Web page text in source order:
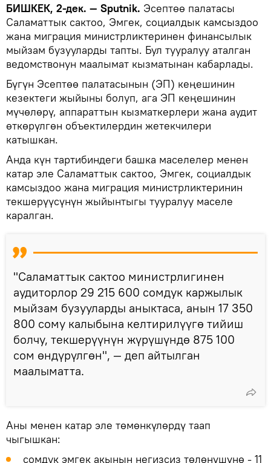
БИШКЕК, 2-дек. — Sputnik. Эсептөө палатасы
Саламаттык сактоо, Эмгек, социалдык камсыздоо
жана миграция министрликтеринен финансылык
мыйзам бузууларды тапты. Бул тууралуу аталган
ведомствонун маалымат кызматынан кабарлады.
Бүгүн Эсептөө палатасынын (ЭП) кеңешинин
кезектеги жыйыны болуп, ага ЭП кеңешинин
мүчөлөрү, аппараттын кызматкерлери жана аудит
өткөрүлгөн объектилердин жетекчилери
катышкан.
Анда күн тартибиндеги башка маселелер менен
катар эле Саламаттык сактоо, Эмгек, социалдык
камсыздоо жана миграция министрликтеринин
текшерүүсүнүн жыйынтыгы тууралуу маселе
каралган.
"Саламаттык сактоо министрлигинен
аудиторлор 29 215 600 сомдук каржылык
мыйзам бузууларды аныктаса, анын 17 350
800 сому калыбына келтирилүүгө тийиш
болчу, текшерүүнүн жүрүшүндө 875 100
сом өндүрүлгөн", — деп айтылган
маалыматта.
Аны менен катар эле төмөнкүлөрдү таап
чыгышкан:
сомдук эмгек акынын негизсиз төлөнүшүнө - 11